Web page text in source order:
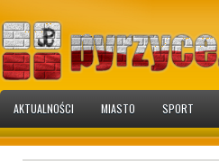
AKTUALNOŚCI MIASTO SPORT